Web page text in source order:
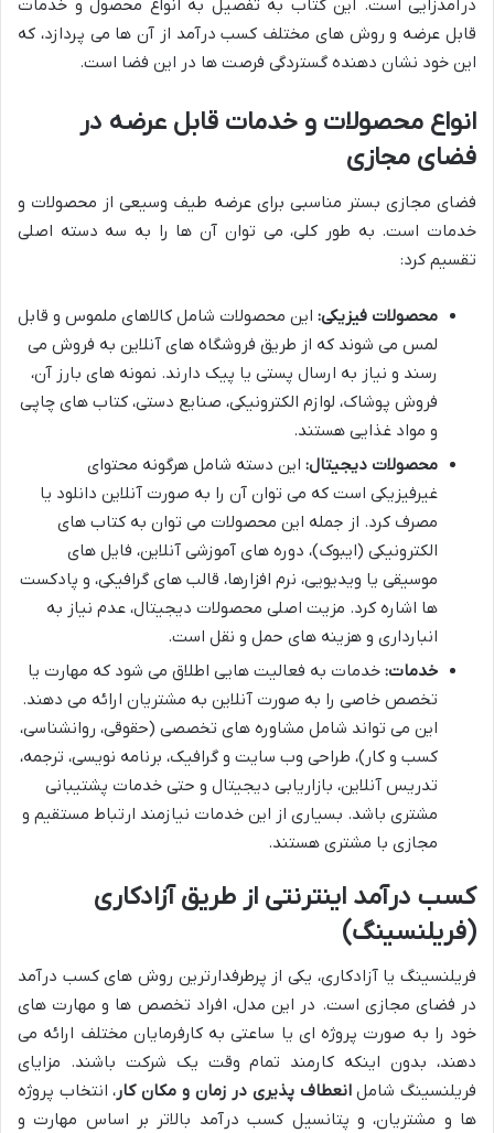
درآمدزایی است. این کتاب به تفصیل به انواع محصول و خدمات
قابل عرضه و روش های مختلف کسب درآمد از آن ها می پردازد، که
این خود نشان دهنده گستردگی فرصت ها در این فضا است.
انواع محصولات و خدمات قابل عرضه در
فضای مجازی
فضای مجازی بستر مناسبی برای عرضه طیف وسیعی از محصولات و
خدمات است. به طور کلی، می توان آن ها را به سه دسته اصلی
تقسیم کرد:
محصولات فیزیکی: این محصولات شامل کالاهای ملموس و قابل
لمس می شوند که از طریق فروشگاه های آنلاین به فروش می
رسند و نیاز به ارسال پستی یا پیک دارند. نمونه های بارز آن،
فروش پوشاک، لوازم الکترونیکی، صنایع دستی، کتاب های چاپی
و مواد غذایی هستند.
محصولات دیجیتال: این دسته شامل هرگونه محتوای
غیرفیزیکی است که می توان آن را به صورت آنلاین دانلود یا
مصرف کرد. از جمله این محصولات می توان به کتاب های
الکترونیکی (ایبوک)، دوره های آموزشی آنلاین، فایل های
موسیقی یا ویدیویی، نرم افزارها، قالب های گرافیکی، و پادکست
ها اشاره کرد. مزیت اصلی محصولات دیجیتال، عدم نیاز به
انبارداری و هزینه های حمل و نقل است.
خدمات: خدمات به فعالیت هایی اطلاق می شود که مهارت یا
تخصص خاصی را به صورت آنلاین به مشتریان ارائه می دهند.
این می تواند شامل مشاوره های تخصصی (حقوقی، روانشناسی،
کسب و کار)، طراحی وب سایت و گرافیک، برنامه نویسی، ترجمه،
تدریس آنلاین، بازاریابی دیجیتال و حتی خدمات پشتیبانی
مشتری باشد. بسیاری از این خدمات نیازمند ارتباط مستقیم و
مجازی با مشتری هستند.
کسب درآمد اینترنتی از طریق آزادکاری
(فریلنسینگ)
فریلنسینگ یا آزادکاری، یکی از پرطرفدارترین روش های کسب درآمد
در فضای مجازی است. در این مدل، افراد تخصص ها و مهارت های
خود را به صورت پروژه ای یا ساعتی به کارفرمایان مختلف ارائه می
دهند، بدون اینکه کارمند تمام وقت یک شرکت باشند. مزایای
فریلنسینگ شاملانعطاف پذیری در زمان و مکان کار، انتخاب پروژه
ها و مشتریان، و پتانسیل کسب درآمد بالاتر بر اساس مهارت و